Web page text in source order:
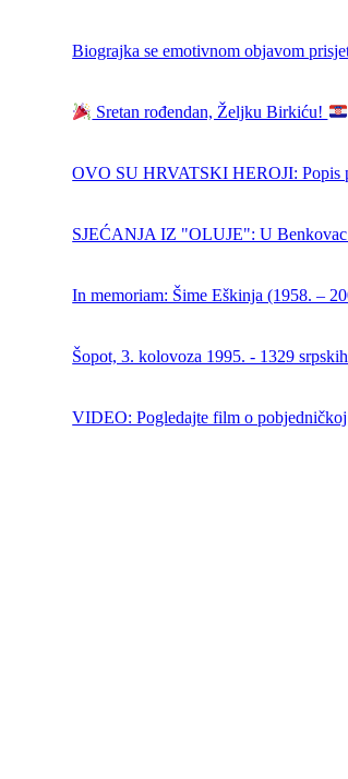
Biograjka se emotivnom objavom
Sretan rođendan, Željku Birkiću!
OVO SU HRVATSKI HEROJI: Popis
SJEĆANJA IZ "OLUJE": U
In memoriam: Šime Eškinja (1958. –
Šopot, 3. kolovoza 1995. - 1329
VIDEO: Pogledajte film o